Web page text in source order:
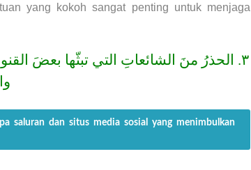
yang kokoh sangat penting untuk menjaga
٣. الحذرُ منَ الشائعاتِ التي تبثّها بعضَ
saluran dan situs media sosial yang menimbulkan